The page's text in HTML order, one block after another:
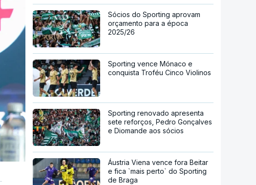
Sócios do Sporting aprovam
orçamento para a época
2025/26
Sporting vence Mónaco e
conquista Troféu Cinco Violinos
Sporting renovado apresenta
sete reforços, Pedro Gonçalves
e Diomande aos sócios
Áustria Viena vence fora Beitar
e fica `mais perto` do Sporting
de Braga